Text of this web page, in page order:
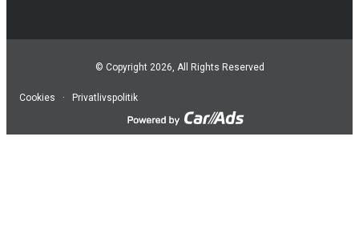
© Copyright 2026, All Rights Reserved
Cookies · Privatlivspolitik